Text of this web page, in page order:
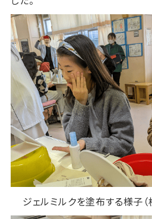
ジェルミルクを塗布する様子